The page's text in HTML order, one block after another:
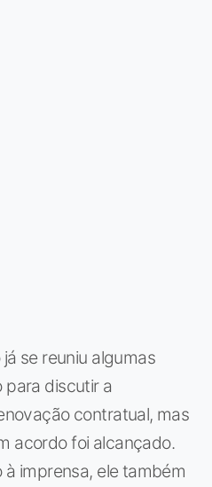
se reuniu algumas
para discutir a
contratual, mas
acordo foi alcançado.
imprensa, ele também